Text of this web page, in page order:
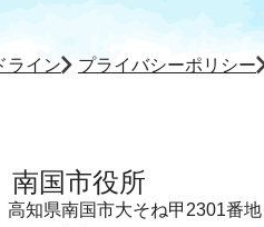
ライン プライバシーポリシー
南国市役所
高知県南国市大そね甲2301番地